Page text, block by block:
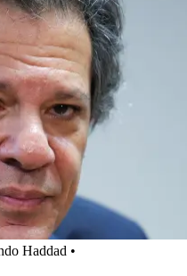
Haddad •